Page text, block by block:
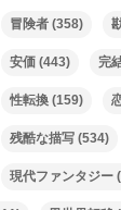
冒険者 (358)
安価 (443) 完
性転換 (159)
残酷な描写 (534)
現代ファンタジー